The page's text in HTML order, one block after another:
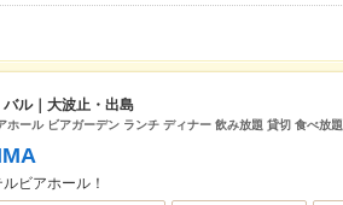
ル｜大波止・出島
ホール ビアガーデン ランチ ディナー 飲み放題 貸切 食べ放題
ビアホール！